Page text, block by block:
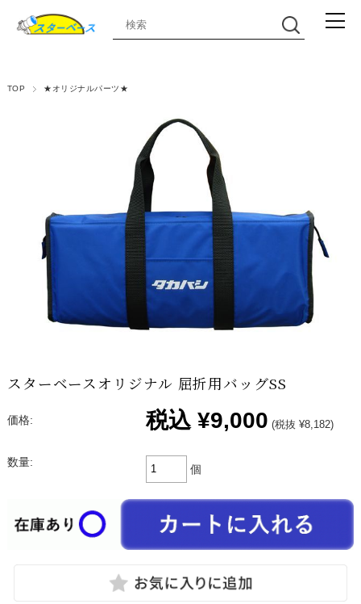
TOP ★オリジナルパーツ★
スターベースオリジナル 屈折用バッグSS
価格: 税込 ¥9,000 (税抜 ¥8,182)
数量:
個